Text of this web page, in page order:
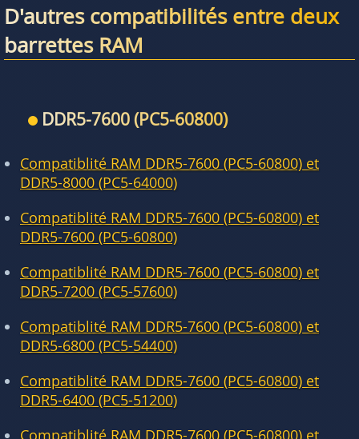
D'autres compatibilités entre deux
barrettes RAM
DDR5-7600 (PC5-60800)
Compatiblité RAM DDR5-7600 (PC5-60800) et
DDR5-8000 (PC5-64000)
Compatiblité RAM DDR5-7600 (PC5-60800) et
DDR5-7600 (PC5-60800)
Compatiblité RAM DDR5-7600 (PC5-60800) et
DDR5-7200 (PC5-57600)
Compatiblité RAM DDR5-7600 (PC5-60800) et
DDR5-6800 (PC5-54400)
Compatiblité RAM DDR5-7600 (PC5-60800) et
DDR5-6400 (PC5-51200)